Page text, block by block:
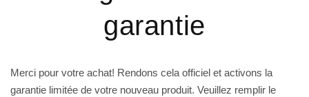
garantie
Merci pour votre achat! Rendons cela officiel et activons la
garantie limitée de votre nouveau produit. Veuillez remplir le